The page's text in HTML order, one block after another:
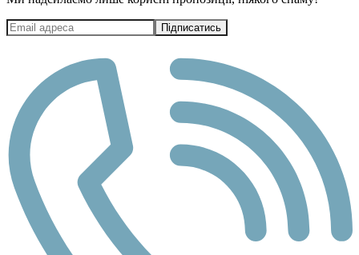
Підписатись